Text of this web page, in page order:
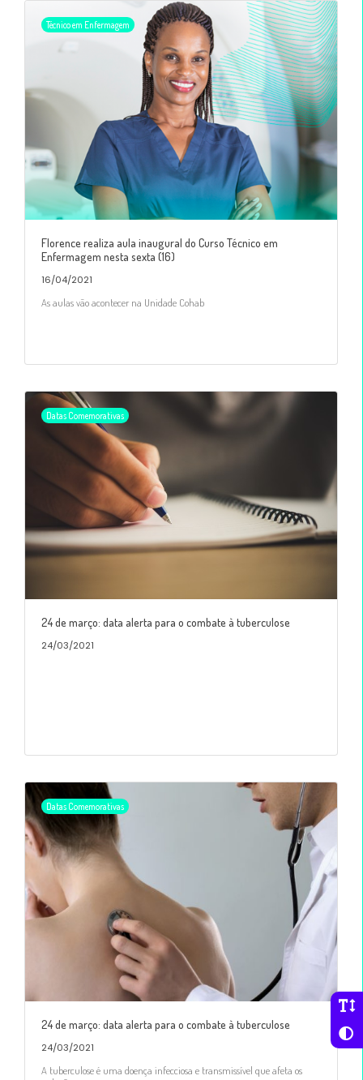
Técnico em Enfermagem
Florence realiza aula inaugural do Curso Técnico em
Enfermagem nesta sexta (16)
16/04/2021
As aulas vão acontecer na Unidade Cohab
Datas Comemorativas
24 de março: data alerta para o combate à tuberculose
24/03/2021
Datas Comemorativas
24 de março: data alerta para o combate à tuberculose
24/03/2021
A tuberculose é uma doença infecciosa e transmissível que afeta os